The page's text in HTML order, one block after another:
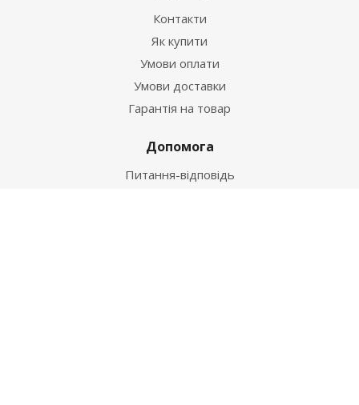
Контакти
Як купити
Умови оплати
Умови доставки
Гарантія на товар
Допомога
Питання-відповідь